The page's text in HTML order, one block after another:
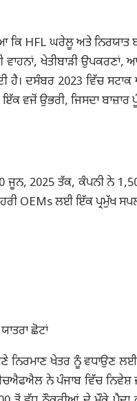
HFL ਘਰੇਲੂ ਅਤੇ ਨਿਰਯਾਤ
ਵਾਹਨਾਂ, ਖੇਤੀਬਾੜੀ
ਦਸੰਬਰ 2023 ਵਿੱਚ
ਵਜੋਂ ਉਭਰੀ, ਜਿਸਦਾ
ਜੂਨ, 2025 ਤੱਕ, ਕੰਪਨੀ ਨੇ
OEMs ਲਈ ਇੱਕ ਪ੍ਰਮੁੱਖ
ਛੋਟਾਂ
ਖੇਤਰ ਨੂੰ ਵਧਾਉਣ
ਨੇ ਪੰਜਾਬ ਵਿੱਚ ਨਿਵੇਸ਼